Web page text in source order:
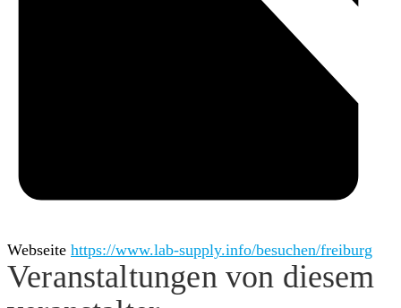
Webseite https://www.lab-supply.info/besuchen/freiburg
Veranstaltungen von diesem